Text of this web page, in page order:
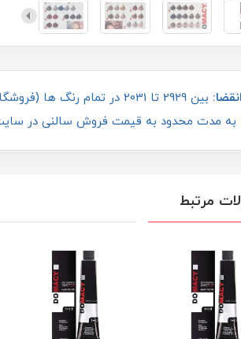
بین 2929 تا 2031 در
به مدت محدود به قیمت فروش سالنی در
مرتبط